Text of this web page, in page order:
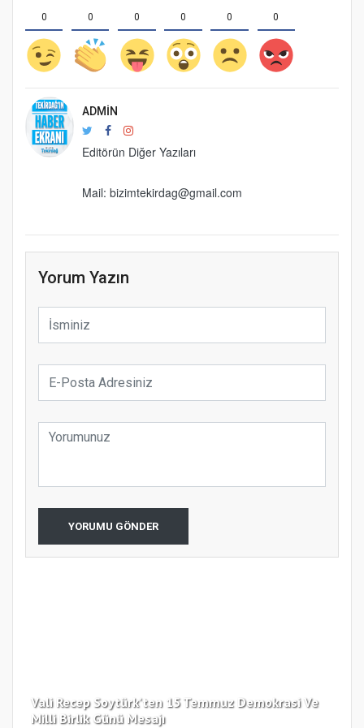
0 0 0 0 0 0
ADMIN
Editörün Diğer Yazıları
Mail: bizimtekirdag@gmail.com
Yorum Yazın
YORUMU GÖNDER
Vali Recep Soytürk'ten 15 Temmuz Demokrasi Ve
Milli Birlik Günü Mesajı